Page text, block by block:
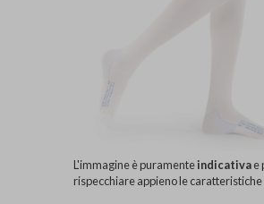
L'immagine è puramenteindicativae
rispecchiare appieno le